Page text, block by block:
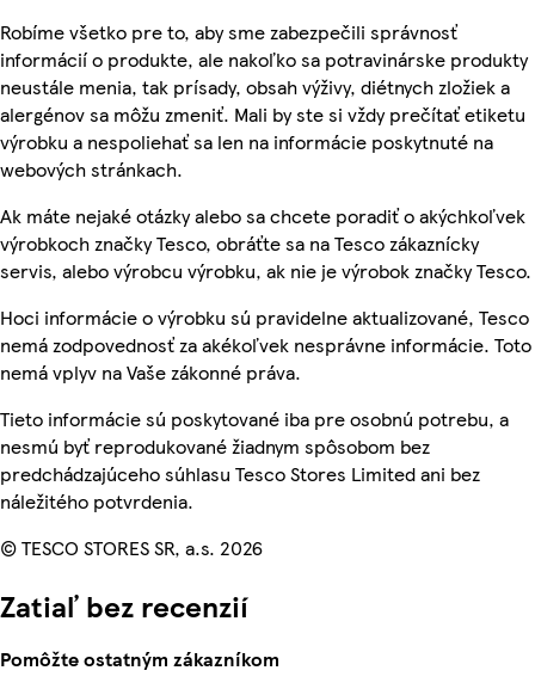
Robíme všetko pre to, aby sme zabezpečili správnosť
informácií o produkte, ale nakoľko sa potravinárske produkty
neustále menia, tak prísady, obsah výživy, diétnych zložiek a
alergénov sa môžu zmeniť. Mali by ste si vždy prečítať etiketu
výrobku a nespoliehať sa len na informácie poskytnuté na
webových stránkach.
Ak máte nejaké otázky alebo sa chcete poradiť o akýchkoľvek
výrobkoch značky Tesco, obráťte sa na Tesco zákaznícky
servis, alebo výrobcu výrobku, ak nie je výrobok značky Tesco.
Hoci informácie o výrobku sú pravidelne aktualizované, Tesco
nemá zodpovednosť za akékoľvek nesprávne informácie. Toto
nemá vplyv na Vaše zákonné práva.
Tieto informácie sú poskytované iba pre osobnú potrebu, a
nesmú byť reprodukované žiadnym spôsobom bez
predchádzajúceho súhlasu Tesco Stores Limited ani bez
náležitého potvrdenia.
© TESCO STORES SR, a.s. 2026
Zatiaľ bez recenzií
Pomôžte ostatným zákazníkom